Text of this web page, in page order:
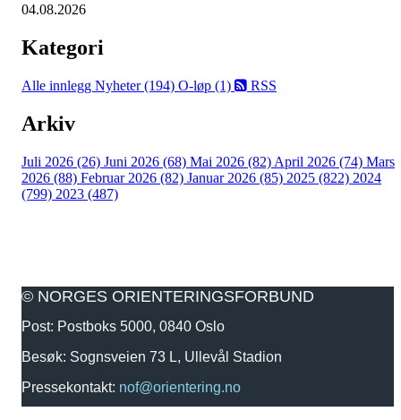
04.08.2026
Kategori
Alle innlegg Nyheter (194) O-løp (1) RSS
Arkiv
Juli 2026 (26) Juni 2026 (68) Mai 2026 (82) April 2026 (74) Mars
2026 (88) Februar 2026 (82) Januar 2026 (85) 2025 (822) 2024
(799) 2023 (487)
© NORGES ORIENTERINGSFORBUND
Post: Postboks 5000, 0840 Oslo
Besøk: Sognsveien 73 L, Ullevål Stadion
Pressekontakt: nof@orientering.no